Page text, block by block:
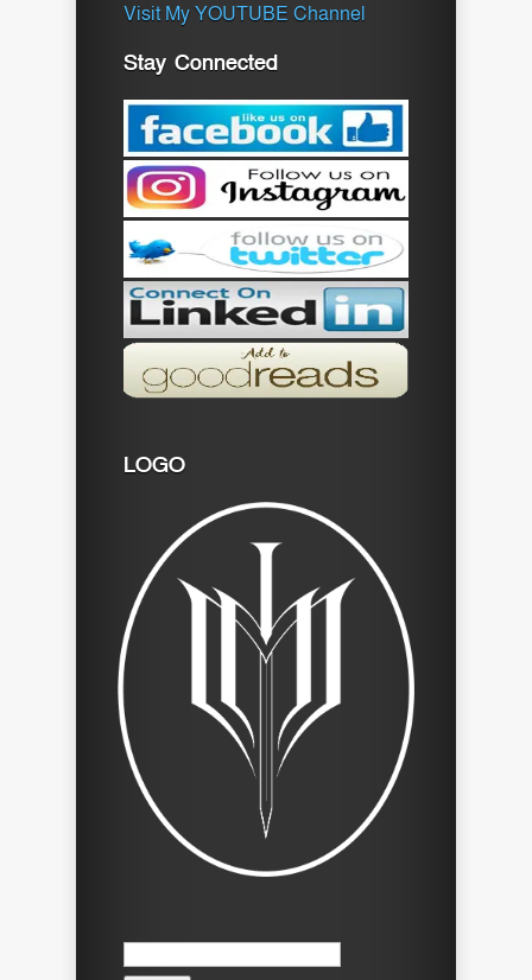
Visit My YOUTUBE Channel
Stay Connected
LOGO
Search
for: